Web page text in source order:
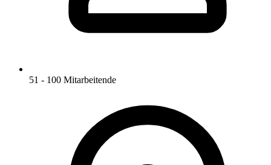
51 - 100 Mitarbeitende